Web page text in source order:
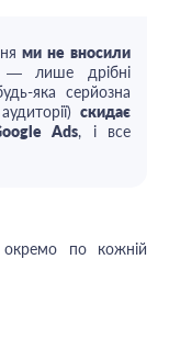
ми не вносили
лише дрібні
яка серйозна
скидає
Ads, і все
по кожній